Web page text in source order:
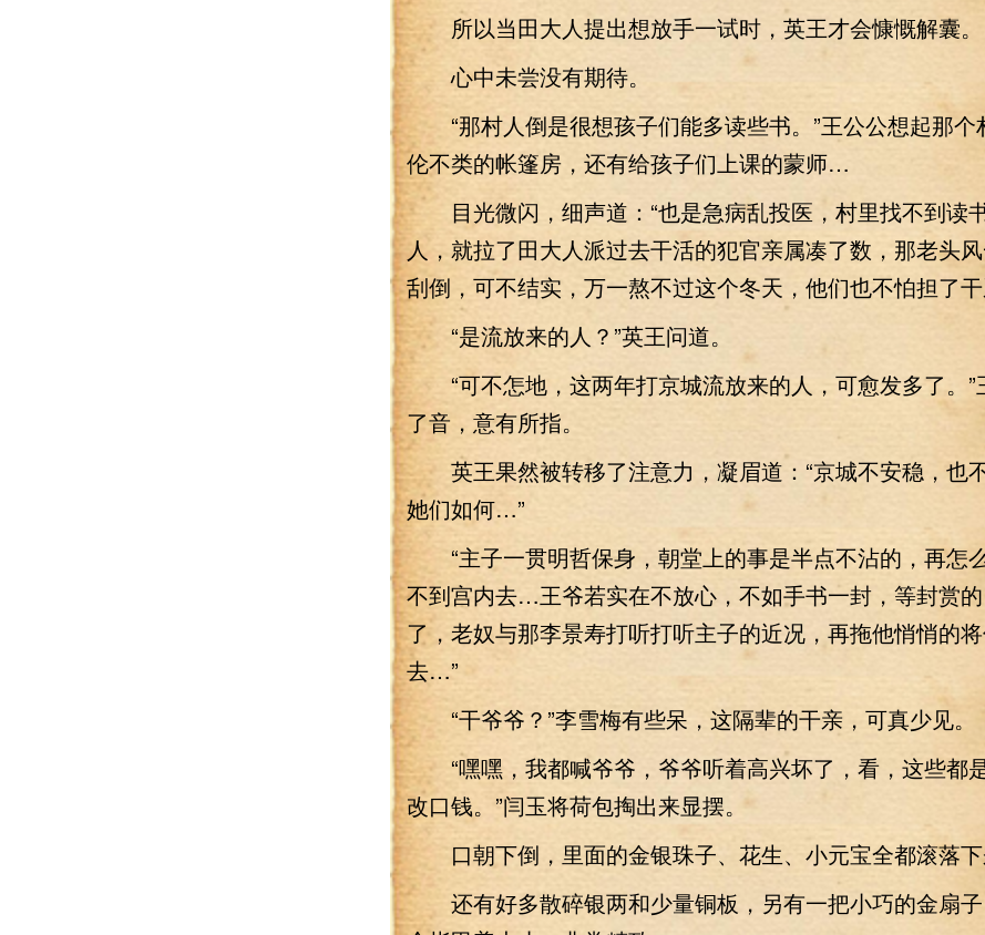
所以当田大人提出想放手一试时，英王才会慷慨解囊。
心中未尝没有期待。
“那村人倒是很想孩子们能多读些书。”王公公想起那个
伦不类的帐篷房，还有给孩子们上课的蒙师…
目光微闪，细声道：“也是急病乱投医，村里找不到读
人，就拉了田大人派过去干活的犯官亲属凑了数，那老头
刮倒，可不结实，万一熬不过这个冬天，他们也不怕担了干
“是流放来的人？”英王问道。
“可不怎地，这两年打京城流放来的人，可愈发多了。”
了音，意有所指。
英王果然被转移了注意力，凝眉道：“京城不安稳，也
她们如何…”
“主子一贯明哲保身，朝堂上的事是半点不沾的，再怎
不到宫内去…王爷若实在不放心，不如手书一封，等封赏
了，老奴与那李景寿打听打听主子的近况，再拖他悄悄的
去…”
“干爷爷？”李雪梅有些呆，这隔辈的干亲，可真少见。
“嘿嘿，我都喊爷爷，爷爷听着高兴坏了，看，这些都
改口钱。”闫玉将荷包掏出来显摆。
口朝下倒，里面的金银珠子、花生、小元宝全都滚落下
还有好多散碎银两和少量铜板，另有一把小巧的金扇子